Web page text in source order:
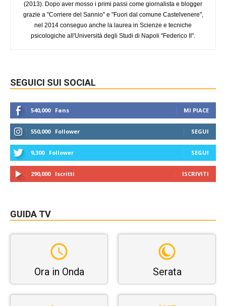
(2013). Dopo aver mosso i primi passi come giornalista e blogger
grazie a "Corriere del Sannio" e "Fuori dal comune Castelvenere",
nel 2014 conseguo anche la laurea in Scienze e tecniche
psicologiche all'Università degli Studi di Napoli "Federico II".
SEGUICI SUI SOCIAL
540,000 Fans MI PIACE
550,000 Follower SEGUI
9,300 Follower SEGUI
290,000 Iscritti ISCRIVITI
GUIDA TV
Ora in Onda Serata